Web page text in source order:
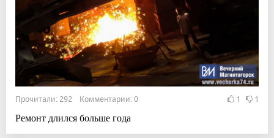
Прочитали: 292 Комментарии: 0 1 1
Ремонт длился больше года